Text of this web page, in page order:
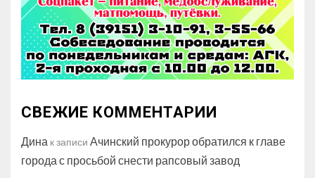
СВЕЖИЕ КОММЕНТАРИИ
Дина к записи Ачинский прокурор обратился к главе
города с просьбой снести рапсовый завод